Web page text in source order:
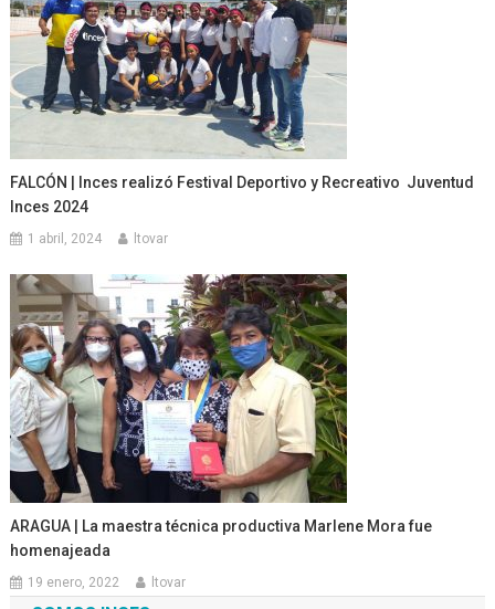
FALCÓN | Inces realizó Festival Deportivo y Recreativo Juventud
Inces 2024
1 abril, 2024 ltovar
ARAGUA | La maestra técnica productiva Marlene Mora fue
homenajeada
19 enero, 2022 ltovar